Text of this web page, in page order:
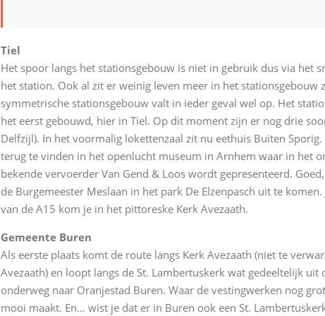
Tiel
Het spoor langs het stationsgebouw is niet in gebruik dus via het
het station. Ook al zit er weinig leven meer in het stationsgebouw
symmetrische stationsgebouw valt in ieder geval wel op. Het
het eerst gebouwd, hier in Tiel. Op dit moment zijn er nog drie
Delfzijl). In het voormalig lokettenzaal zit nu eethuis Buiten
terug te vinden in het openlucht museum in Arnhem waar in het
bekende vervoerder Van Gend & Loos wordt gepresenteerd.
de Burgemeester Meslaan in het park De Elzenpasch uit te
van de A15 kom je in het pittoreske Kerk Avezaath.
Gemeente Buren
Als eerste plaats komt de route langs Kerk Avezaath (niet te
Avezaath) en loopt langs de St. Lambertuskerk wat gedeeltelijk
onderweg naar Oranjestad Buren. Waar de vestingwerken nog
mooi maakt. En… wist je dat er in Buren ook een St.